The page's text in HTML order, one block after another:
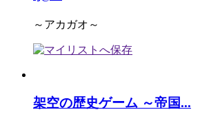
～アカガオ～
架空の歴史ゲーム ～帝国...